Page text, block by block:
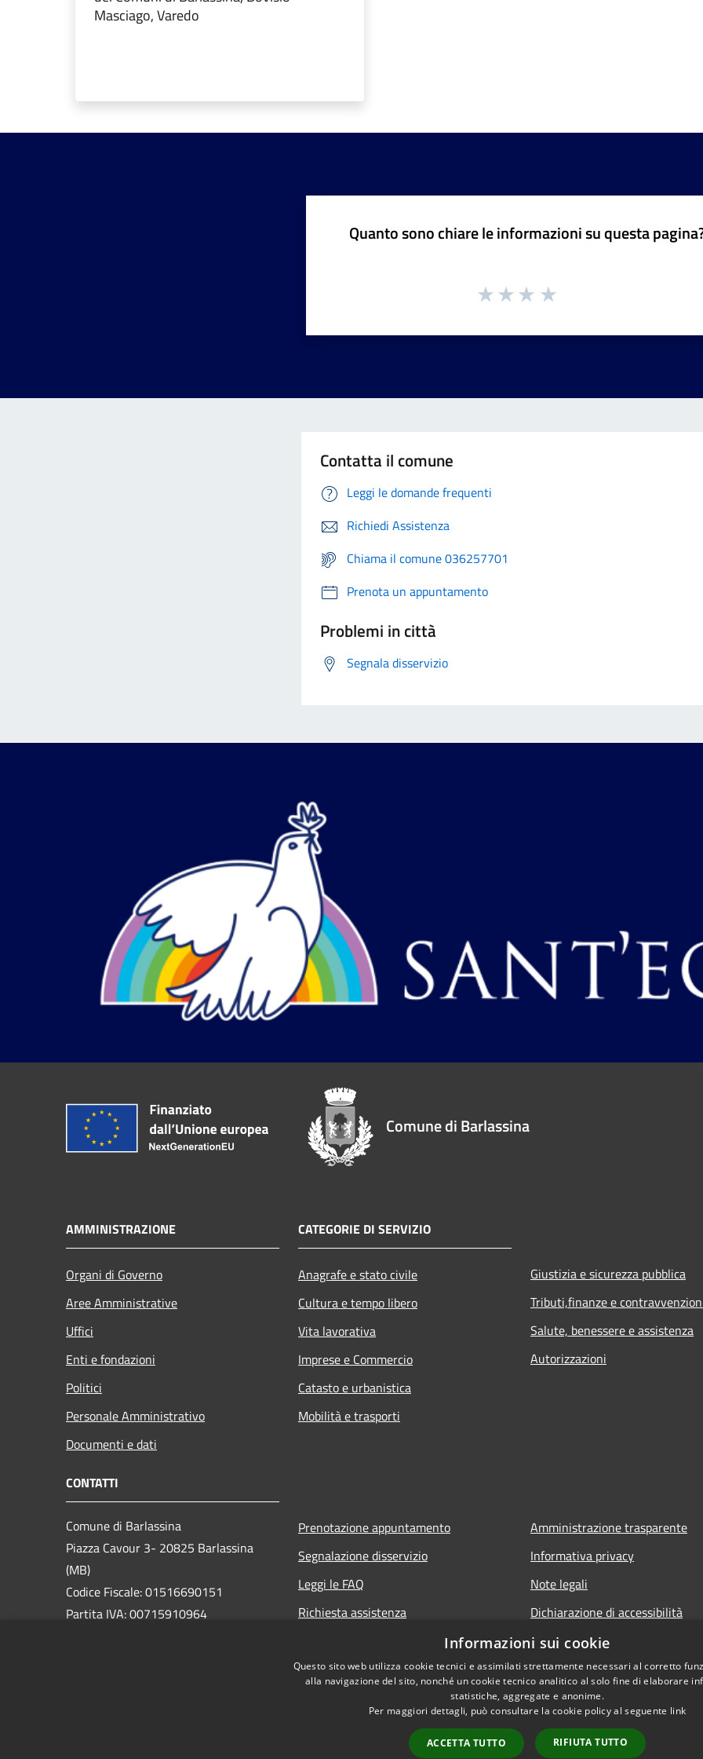
Masciago, Varedo
Quanto sono chiare le informazioni su questa
Contatta il comune
Leggi le domande frequenti
Richiedi Assistenza
Chiama il comune 036257701
Prenota un appuntamento
Problemi in città
Segnala disservizio
Comune di Barlassina
AMMINISTRAZIONE
Organi di Governo
Aree Amministrative
Uffici
Enti e fondazioni
Politici
Personale Amministrativo
Documenti e dati
CATEGORIE DI SERVIZIO
Anagrafe e stato civile
Cultura e tempo libero
Vita lavorativa
Imprese e Commercio
Catasto e urbanistica
Mobilità e trasporti
Giustizia e sicurezza pubblica
Tributi,finanze e
Salute, benessere e assistenza
Autorizzazioni
CONTATTI
Comune di Barlassina
Piazza Cavour 3- 20825 Barlassina
(MB)
Codice Fiscale: 01516690151
Partita IVA: 00715910964
comune.barlassina@pec.regione.lombardia.it
Prenotazione appuntamento
Segnalazione disservizio
Leggi le FAQ
Richiesta assistenza
Amministrazione trasparente
Informativa privacy
Note legali
Dichiarazione di accessibilità
Informazioni sui cookie
Questo sito web utilizza cookie tecnici e assimilati strettamente necessari al corretto
alla navigazione del sito, nonché un cookie tecnico analitico al solo fine di elaborare
statistiche, aggregate e anonime.
Per maggiori dettagli, può consultare la cookie policy al seguente link
ACCETTA TUTTO RIFIUTA TUTTO